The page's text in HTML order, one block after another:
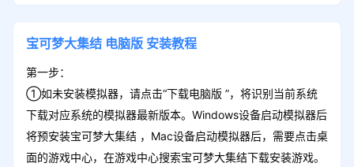
宝可梦大集结 电脑版 安装教程
第一步：
①如未安装模拟器，请点击“下载电脑版 ”，将识别当前系统
下载对应系统的模拟器最新版本。Windows设备启动模拟器后
将预安装宝可梦大集结 ，Mac设备启动模拟器后，需要点击桌
面的游戏中心，在游戏中心搜索宝可梦大集结下载安装游戏。